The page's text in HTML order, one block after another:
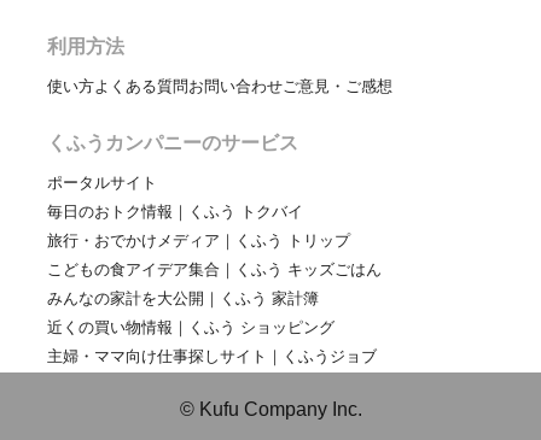
利用方法
使い方よくある質問お問い合わせ ご意見・ご感想
くふうカンパニーのサービス
ポータルサイト
毎日のおトク情報｜くふう トクバイ
旅行・おでかけメディア｜くふう トリップ
こどもの食アイデア集合｜くふう キッズごはん
みんなの家計を大公開｜くふう 家計簿
近くの買い物情報｜くふう ショッピング
主婦・ママ向け仕事探しサイト｜くふうジョブ
© Kufu Company Inc.